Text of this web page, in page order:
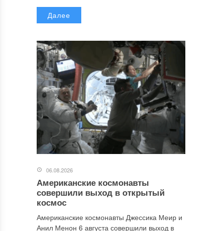
Далее
06.08.2026
Американские космонавты
совершили выход в открытый
космос
Американские космонавты Джессика Меир и
Анил Менон 6 августа совершили выход в